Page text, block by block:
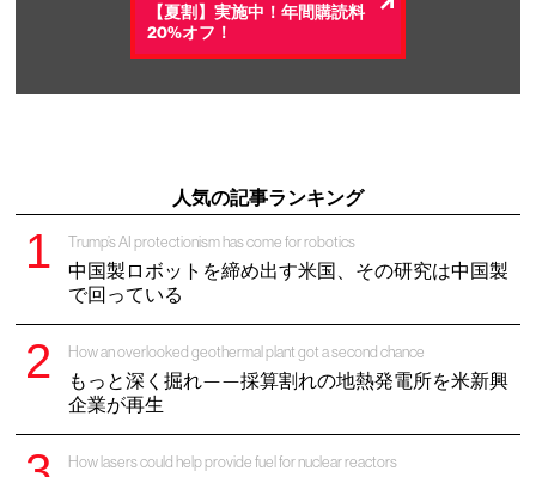
【夏割】実施中！年間購読料
20%オフ！
人気の記事ランキング
Trump’s AI protectionism has come for robotics
中国製ロボットを締め出す米国、その研究は中国製
で回っている
How an overlooked geothermal plant got a second chance
もっと深く掘れ——採算割れの地熱発電所を米新興
企業が再生
How lasers could help provide fuel for nuclear reactors